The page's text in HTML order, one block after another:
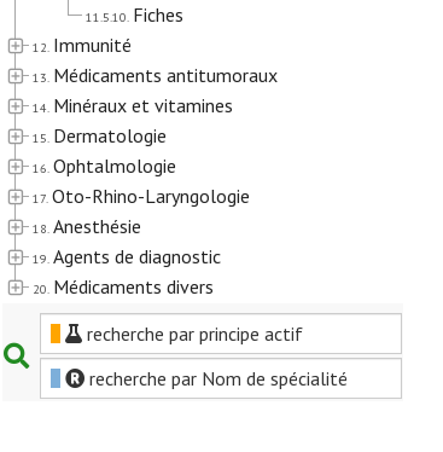
11.5.10. Fiches
12. Immunité
13. Médicaments antitumoraux
14. Minéraux et vitamines
15. Dermatologie
16. Ophtalmologie
17. Oto-Rhino-Laryngologie
18. Anesthésie
19. Agents de diagnostic
20. Médicaments divers
recherche par principe actif
recherche par Nom de spécialité